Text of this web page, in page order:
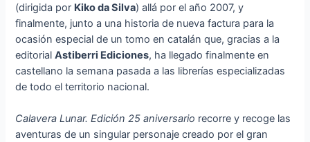
(dirigida por Kiko da Silva) allá por el año 2007, y
finalmente, junto a una historia de nueva factura para la
ocasión especial de un tomo en catalán que, gracias a la
editorialAstiberri Ediciones, ha llegado finalmente en
castellano la semana pasada a las librerías especializadas
de todo el territorio nacional.
Calavera Lunar. Edición 25 aniversario recorre y recoge las
aventuras de un singular personaje creado por el gran